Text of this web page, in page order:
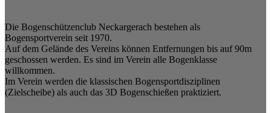
Die Bogenschützenclub Neckargerach bestehen als
Bogensportverein seit 1970.
Auf dem Gelände des Vereins können Entfernungen bis auf 90m
geschossen werden. Es sind im Verein alle Bogenklasse
willkommen.
Im Verein werden die klassischen Bogensportdisziplinen
(Zielscheibe) als auch das 3D Bogenschießen praktiziert.